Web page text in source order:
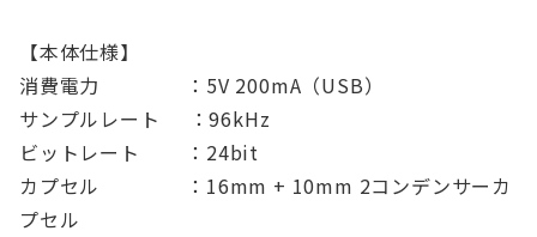
【本体仕様】
消費電力 ：5V 200mA（USB）
サンプルレート ：96kHz
ビットレート ：24bit
カプセル ：16mm + 10mm 2コンデンサーカ
プセル